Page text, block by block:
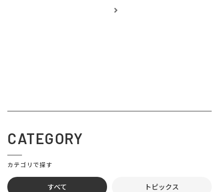
CATEGORY
カテゴリで探す
すべて トピックス